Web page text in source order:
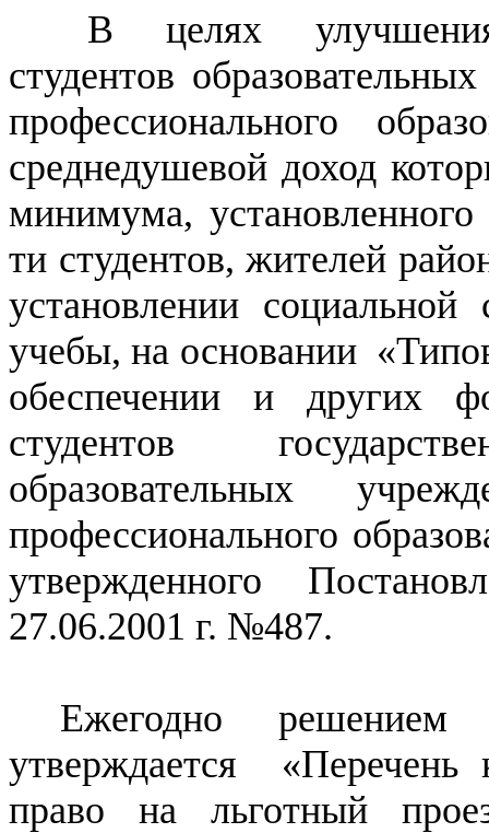
В целях улучшения
студентов
профессионального
среднедушевой доход
минимума,
ти студентов, жителей
установлении
учебы, на основании
обеспечении и других
студентов
образовательных
профессионального
утвержденного
27.06.2001 г. №487.
Ежегодно решением
утверждается «Перечень
право на льготный